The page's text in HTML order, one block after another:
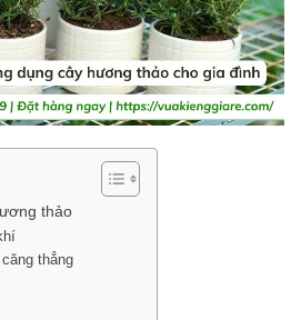
thảo
thẳng